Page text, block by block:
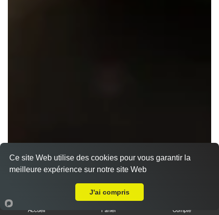
Menu V1 - Gyoza
Accueil Panier Compte
Ce site Web utilise des cookies pour vous garantir la
meilleure expérience sur notre site Web
J'ai compris